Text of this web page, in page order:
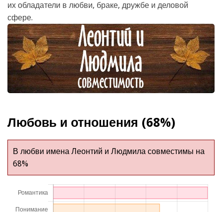
их обладатели в любви, браке, дружбе и деловой
сфере.
Любовь и отношения (68%)
В любви имена Леонтий и Людмила совместимы на
68%